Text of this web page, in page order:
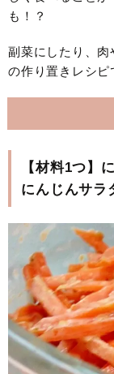
も！？
副菜にしたり、
の作り置きレシピ
【材料1つ】
にんじんサラ